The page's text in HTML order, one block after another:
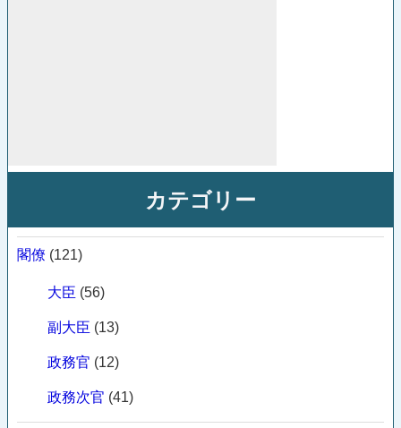
カテゴリー
閣僚 (121)
大臣 (56)
副大臣 (13)
政務官 (12)
政務次官 (41)